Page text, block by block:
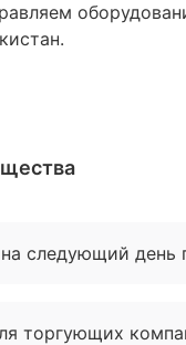
следующий день
торгующих